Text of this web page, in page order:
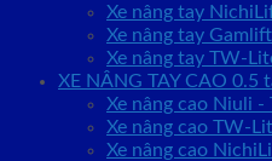
Xe nâng tay
Xe nâng tay
Xe nâng tay TW-
XE NÂNG TAY CAO 0.5
Xe nâng cao Niuli -
Xe nâng cao TW-
Xe nâng cao